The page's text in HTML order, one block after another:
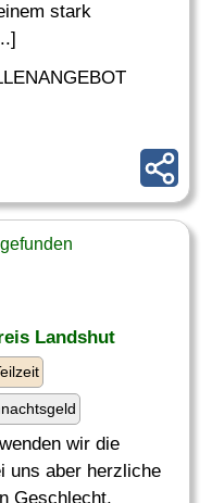
stark
Landshut
wir die
uns aber herzliche
Geschlecht,